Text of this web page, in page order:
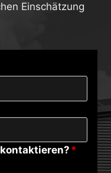
Einschätzung
*